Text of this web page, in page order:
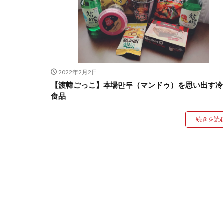
2022年2月2日
【渡韓ごっこ】本場만두（マンドゥ）を思い出す
食品
続きを読